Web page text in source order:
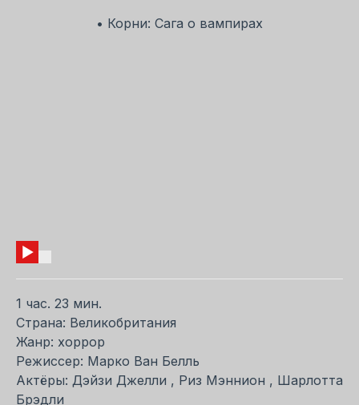
• Корни: Сага о вампирах
1 час. 23 мин.
Страна: Великобритания
Жанр: хоррор
Режиссер: Марко Ван Белль
Актёры: Дэйзи Джелли , Риз Мэннион , Шарлотта
Брэдли